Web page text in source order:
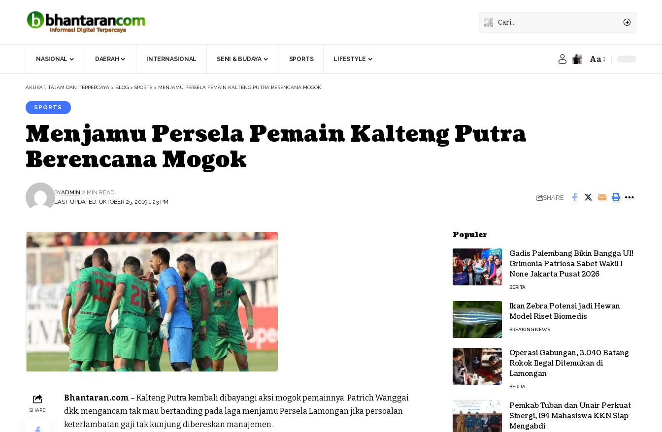
NASIONAL DAERAH INTERNASIONAL SENI & BUDAYA SPORTS LIFESTYLE
Font
Aa
AKURAT, TAJAM DAN TERPERCAYA > BLOG > SPORTS > MENJAMU PERSELA PEMAIN KALTENG PUTRA BERENCANA MOGOK
SPORTS
Menjamu Persela Pemain Kalteng Putra
Berencana Mogok
LAST UPDATED: OKTOBER 25, 2019 1:23 PM
BYADMIN 2 MIN READ
SHARE
SHARE
Bhantaran.com – Kalteng Putra kembali dibayangi aksi mogok pemainnya. Patrich Wanggai
dkk. mengancam tak mau bertanding pada laga menjamu Persela Lamongan jika persoalan
keterlambatan gaji tak kunjung dibereskan manajemen.
Populer
Gadis Palembang Bikin Bangga UI!
Grimonia Patriosa Sabet Wakil I
None Jakarta Pusat 2026
BERITA
Ikan Zebra Potensi jadi Hewan
Model Riset Biomedis
BREAKING NEWS
Operasi Gabungan, 3.040 Batang
Rokok Ilegal Ditemukan di
Lamongan
BERITA
Pemkab Tuban dan Unair Perkuat
Sinergi, 194 Mahasiswa KKN Siap
Mengabdi